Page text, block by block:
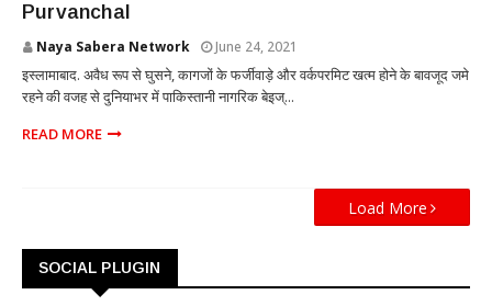
Purvanchal
Naya Sabera Network June 24, 2021
इस्लामाबाद. अवैध रूप से घुसने, कागजों के फर्जीवाड़े और वर्कपरमिट खत्म होने के बावजूद जमे
रहने की वजह से दुनियाभर में पाकिस्तानी नागरिक बेइज्...
READ MORE
Load More
SOCIAL PLUGIN